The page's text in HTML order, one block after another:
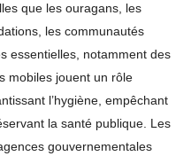
que les ouragans, les
les communautés
essentielles, notamment des
mobiles jouent un rôle
l’hygiène, empêchant
la santé publique. Les
gouvernementales